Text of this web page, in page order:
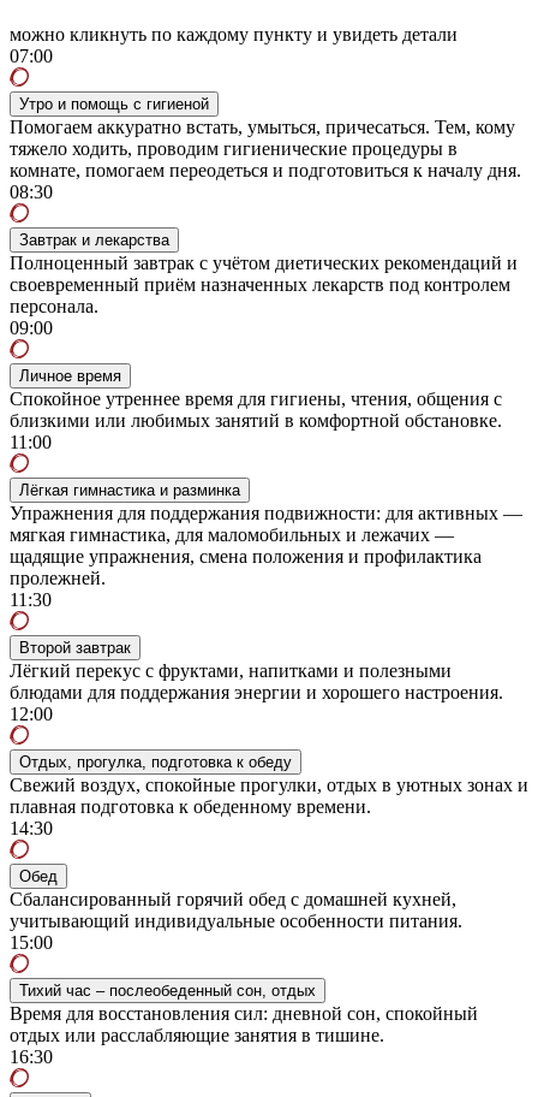
можно кликнуть по каждому пункту и увидеть детали
07:00
Утро и помощь с гигиеной
Помогаем аккуратно встать, умыться, причесаться. Тем, кому
тяжело ходить, проводим гигиенические процедуры в
комнате, помогаем переодеться и подготовиться к началу дня.
08:30
Завтрак и лекарства
Полноценный завтрак с учётом диетических рекомендаций и
своевременный приём назначенных лекарств под контролем
персонала.
09:00
Личное время
Спокойное утреннее время для гигиены, чтения, общения с
близкими или любимых занятий в комфортной обстановке.
11:00
Лёгкая гимнастика и разминка
Упражнения для поддержания подвижности: для активных —
мягкая гимнастика, для маломобильных и лежачих —
щадящие упражнения, смена положения и профилактика
пролежней.
11:30
Второй завтрак
Лёгкий перекус с фруктами, напитками и полезными
блюдами для поддержания энергии и хорошего настроения.
12:00
Отдых, прогулка, подготовка к обеду
Свежий воздух, спокойные прогулки, отдых в уютных зонах и
плавная подготовка к обеденному времени.
14:30
Обед
Сбалансированный горячий обед с домашней кухней,
учитывающий индивидуальные особенности питания.
15:00
Тихий час – послеобеденный сон, отдых
Время для восстановления сил: дневной сон, спокойный
отдых или расслабляющие занятия в тишине.
16:30